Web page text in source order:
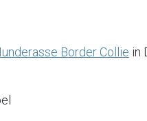
Border Collie in